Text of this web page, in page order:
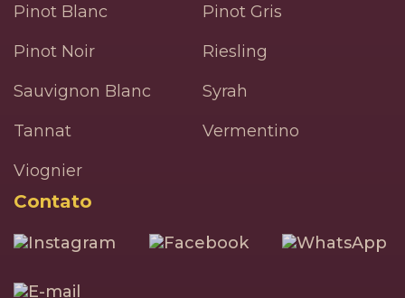
Pinot Blanc
Pinot Gris
Pinot Noir
Riesling
Sauvignon Blanc
Syrah
Tannat
Vermentino
Viognier
Contato